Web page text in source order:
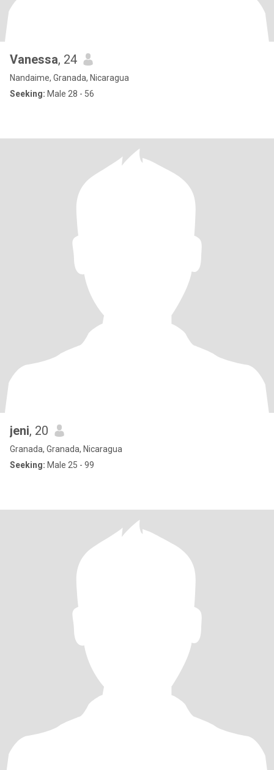
Vanessa, 24
Nandaime, Granada, Nicaragua
Seeking: Male 28 - 56
jeni, 20
Granada, Granada, Nicaragua
Seeking: Male 25 - 99